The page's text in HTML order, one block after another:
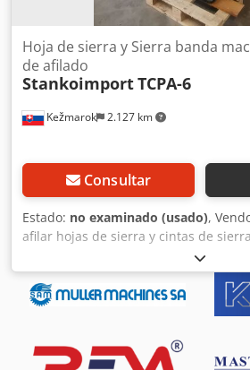
Kežmarok 2.127 km
Hoja de sierra y Sierra banda
de afilado
StankoimportTCPA-6
Consultar
Estado: no examinado (usado),
afilar hojas de sierra y cintas de
6, fabricada en Rusia. Cedpfx Ajd Hx